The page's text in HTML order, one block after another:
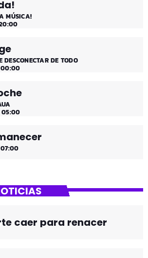
MÚSICA!
DESCONECTAR DE TODO
caer para renacer